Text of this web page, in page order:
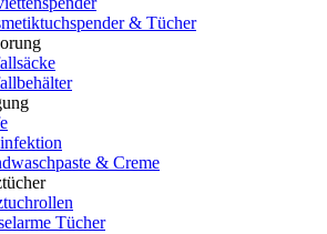
& Tücher
& Creme
Tücher